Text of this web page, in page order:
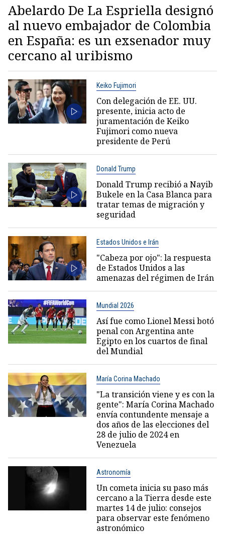
Abelardo De La Espriella designó
al nuevo embajador de Colombia
en España: es un exsenador muy
cercano al uribismo
Keiko Fujimori
Con delegación de EE. UU.
presente, inicia acto de
juramentación de Keiko
Fujimori como nueva
presidente de Perú
Donald Trump
Donald Trump recibió a Nayib
Bukele en la Casa Blanca para
tratar temas de migración y
seguridad
Estados Unidos e Irán
"Cabeza por ojo": la respuesta
de Estados Unidos a las
amenazas del régimen de Irán
Mundial 2026
Así fue como Lionel Messi botó
penal con Argentina ante
Egipto en los cuartos de final
del Mundial
María Corina Machado
"La transición viene y es con la
gente": María Corina Machado
envía contundente mensaje a
dos años de las elecciones del
28 de julio de 2024 en
Venezuela
Astronomía
Un cometa inicia su paso más
cercano a la Tierra desde este
martes 14 de julio: consejos
para observar este fenómeno
astronómico